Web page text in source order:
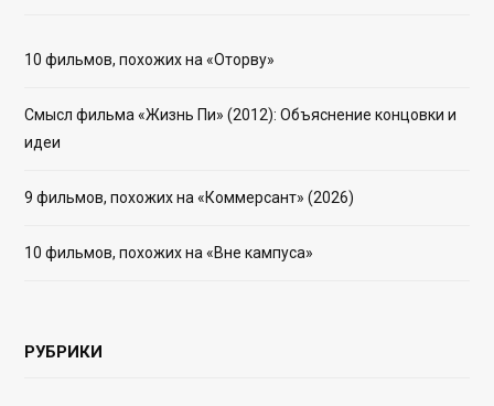
10 фильмов, похожих на «Оторву»
Смысл фильма «Жизнь Пи» (2012): Объяснение концовки и
идеи
9 фильмов, похожих на «Коммерсант» (2026)
10 фильмов, похожих на «Вне кампуса»
РУБРИКИ